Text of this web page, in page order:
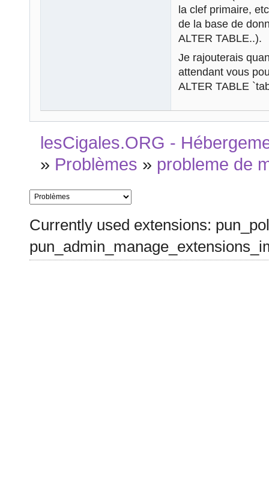
la clef primaire,
de la base de
ALTER TABLE..).
Je rajouterais
attendant vous
ALTER TABLE
lesCigales.ORG -
» Problèmes » probleme de
Currently used extensions: